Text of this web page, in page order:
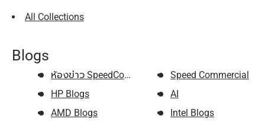
All Collections
Blogs
ห้องข่าว SpeedCom...
HP Blogs
AMD Blogs
Speed Commercial
AI
Intel Blogs